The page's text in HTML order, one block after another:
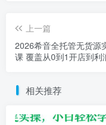
上一篇
2026希音全托管无货源
课 覆盖从0到1开店到利
相关推荐